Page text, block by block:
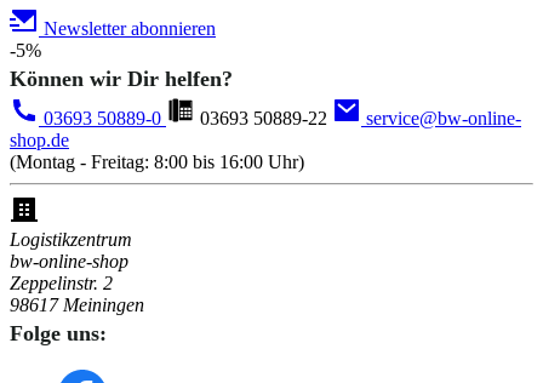
Newsletter abonnieren
-5%
Können wir Dir helfen?
03693 50889-0 03693 50889-22
service@bw-online-
shop.de
(Montag - Freitag: 8:00 bis 16:00 Uhr)
Logistikzentrum
bw-online-shop
Zeppelinstr. 2
98617 Meiningen
Folge uns: